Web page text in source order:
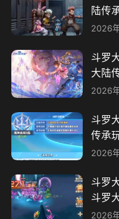
陆传
2026
斗罗
大陆
2026
斗罗
传承
2026
斗罗
斗罗
2026